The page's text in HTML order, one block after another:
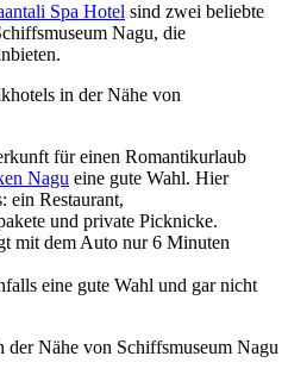
Spa Hotel sind zwei beliebte
Nagu, die
in der Nähe von
für einen Romantikurlaub
Nagu eine gute Wahl. Hier
ein Restaurant,
und private Picknicke.
mit dem Auto nur 6 Minuten
eine gute Wahl und gar nicht
der Nähe von Schiffsmuseum Nagu